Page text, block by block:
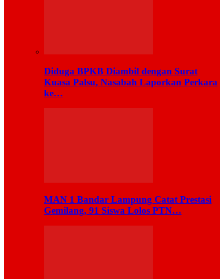
Diduga BPKB Diambil dengan Surat
Kuasa Palsu, Nasabah Laporkan Perkara
ke…
MAN 1 Bandar Lampung Catat Prestasi
Gemilang, 91 Siswa Lolos PTN…